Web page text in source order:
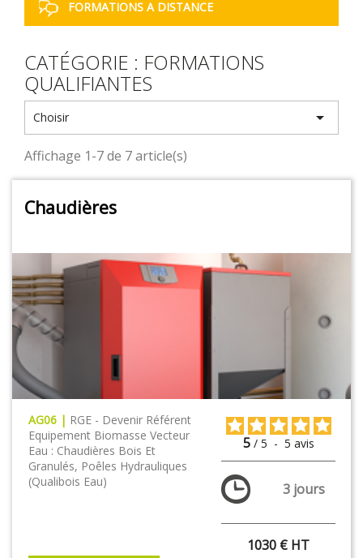
FORMATIONS A DISTANCE
CATÉGORIE : FORMATIONS
QUALIFIANTES
Choisir 
Affichage 1-7 de 7 article(s)
Chaudières
AG06 | RGE - Devenir Référent
Equipement Biomasse Vecteur
Eau : Chaudières Bois Et
Granulés, Poêles Hydrauliques
(Qualibois Eau)
5 / 5 - 5 avis
3 jours
1030 € HT